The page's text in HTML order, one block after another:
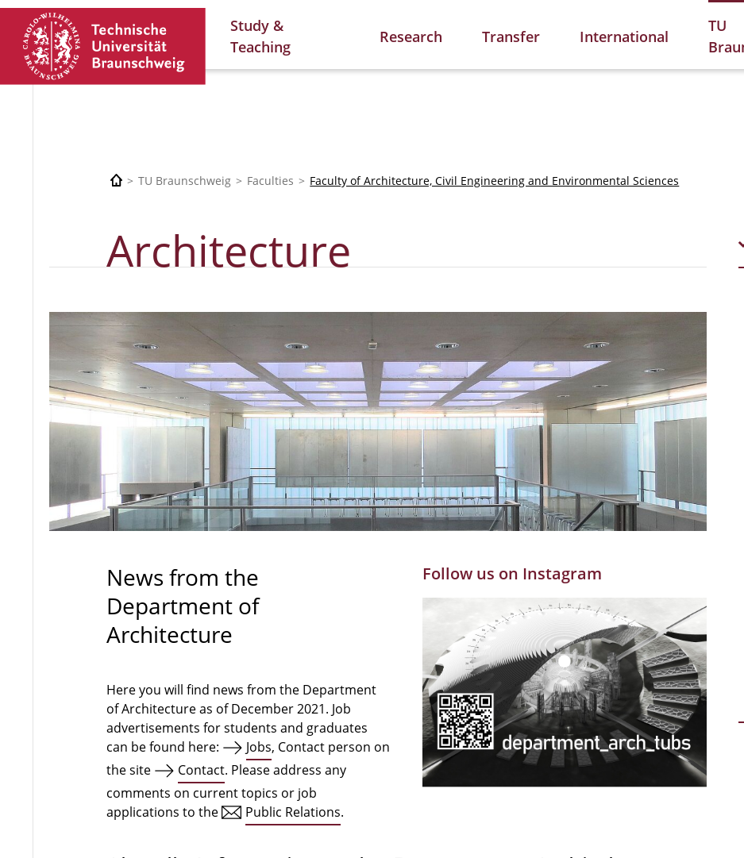
Study &
Teaching
Research Transfer International
TU
TU Braunschweig Faculties Faculty of Architecture, Civil Engineering and Environmental Sciences
Architecture
News from the
Department of
Architecture
Here you will find news from the Department
of Architecture as of December 2021. Job
advertisements for students and graduates
can be found here:
Jobs, Contact person on
the site
Contact. Please address any
comments on current topics or job
applications to the
Public Relations.
Follow us on Instagram